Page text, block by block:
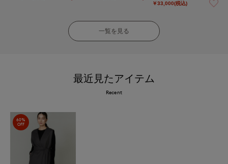
￥33,000(税込)
一覧を見る
最近見たアイテム
Recent
60%
OFF